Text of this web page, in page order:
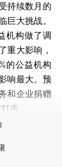
持续数月的
巨大挑战。
机构做了调
重大影响，
的公益机构
响最大。预
和企业捐赠
击。